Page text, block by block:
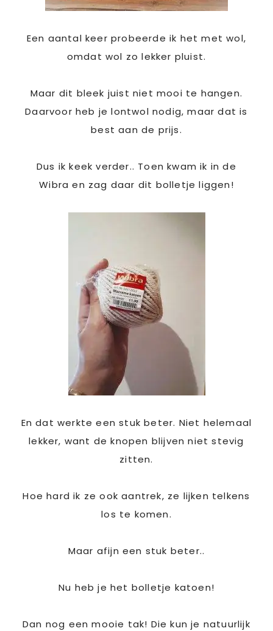
Een aantal keer probeerde ik het met wol,
omdat wol zo lekker pluist.
Maar dit bleek juist niet mooi te hangen.
Daarvoor heb je lontwol nodig, maar dat is
best aan de prijs.
Dus ik keek verder.. Toen kwam ik in de
Wibra en zag daar dit bolletje liggen!
En dat werkte een stuk beter. Niet helemaal
lekker, want de knopen blijven niet stevig
zitten.
Hoe hard ik ze ook aantrek, ze lijken telkens
los te komen.
Maar afijn een stuk beter..
Nu heb je het bolletje katoen!
Dan nog een mooie tak! Die kun je natuurlijk